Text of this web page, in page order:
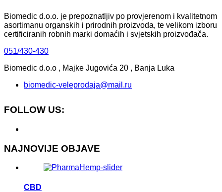
Biomedic d.o.o. je prepoznatljiv po provjerenom i kvalitetnom
asortimanu organskih i prirodnih proizvoda, te velikom izboru
certificiranih robnih marki domaćih i svjetskih proizvođača.
051/430-430
Biomedic d.o.o , Majke Jugovića 20 , Banja Luka
biomedic-veleprodaja@mail.ru
FOLLOW US:
NAJNOVIJE OBJAVE
CBD